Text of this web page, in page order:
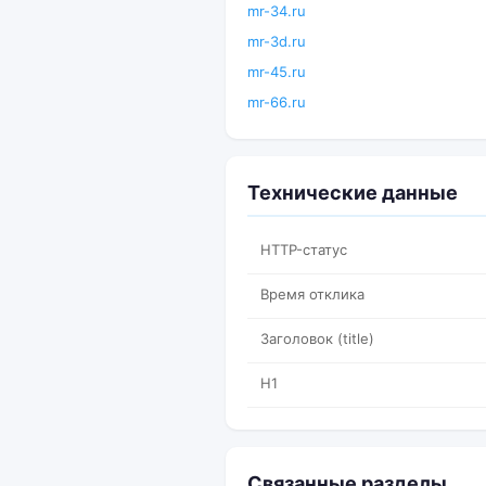
mr-34.ru
mr-3d.ru
mr-45.ru
mr-66.ru
Технические данные
HTTP-статус
Время отклика
Заголовок (title)
H1